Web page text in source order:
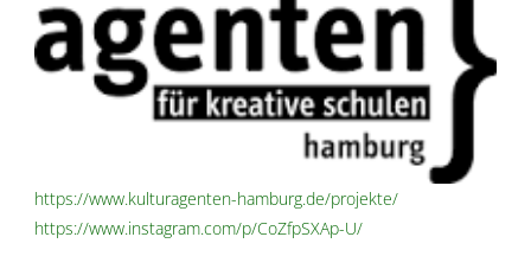
https://www.kulturagenten-hamburg.de/projekte/
https://www.instagram.com/p/CoZfpSXAp-U/